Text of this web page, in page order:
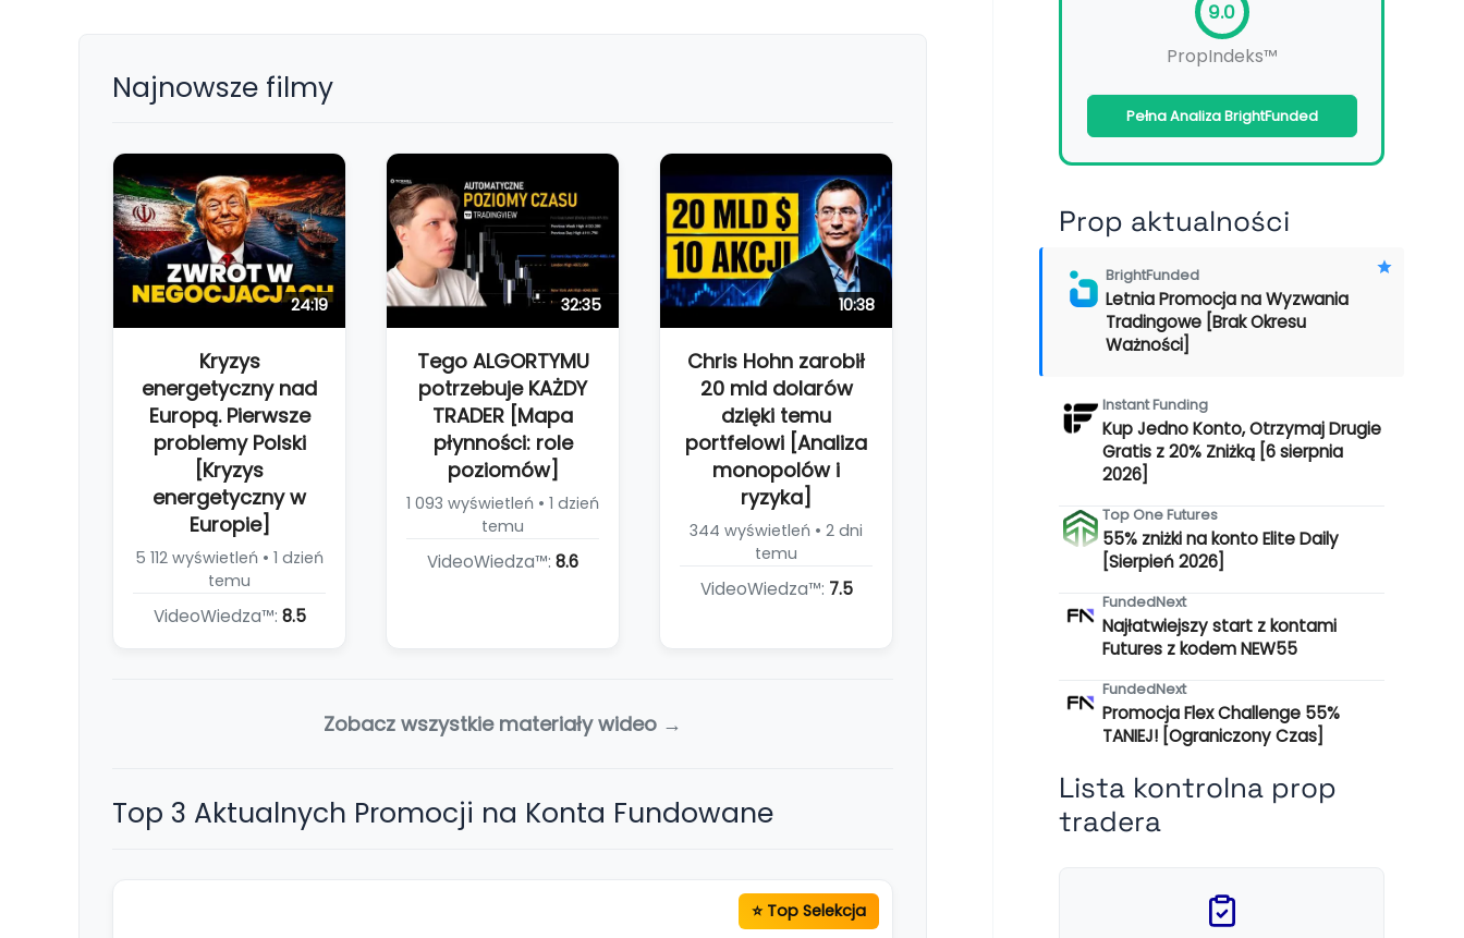
Najnowsze filmy
24:19
Kryzys
energetyczny nad
Europą. Pierwsze
problemy Polski
[Kryzys
energetyczny w
Europie]
5 112 wyświetleń • 1 dzień
temu
VideoWiedza™: 8.5
32:35
Tego ALGORTYMU
potrzebuje KAŻDY
TRADER [Mapa
płynności: role
poziomów]
1 093 wyświetleń • 1 dzień
temu
VideoWiedza™: 8.6
10:38
Chris Hohn zarobił
20 mld dolarów
dzięki temu
portfelowi [Analiza
monopolów i
ryzyka]
344 wyświetleń • 2 dni
temu
VideoWiedza™: 7.5
Zobacz wszystkie materiały wideo →
Top 3 Aktualnych Promocji na Konta Fundowane
9.0
PropIndeks™
Pełna Analiza BrightFunded
Prop aktualności
BrightFunded
Letnia Promocja na Wyzwania
Tradingowe [Brak Okresu
Ważności]
Instant Funding
Kup Jedno Konto, Otrzymaj Drugie
Gratis z 20% Zniżką [6 sierpnia
2026]
Top One Futures
55% zniżki na konto Elite Daily
[Sierpień 2026]
FundedNext
Najłatwiejszy start z kontami
Futures z kodem NEW55
FundedNext
Promocja Flex Challenge 55%
TANIEJ! [Ograniczony Czas]
Lista kontrolna prop
tradera